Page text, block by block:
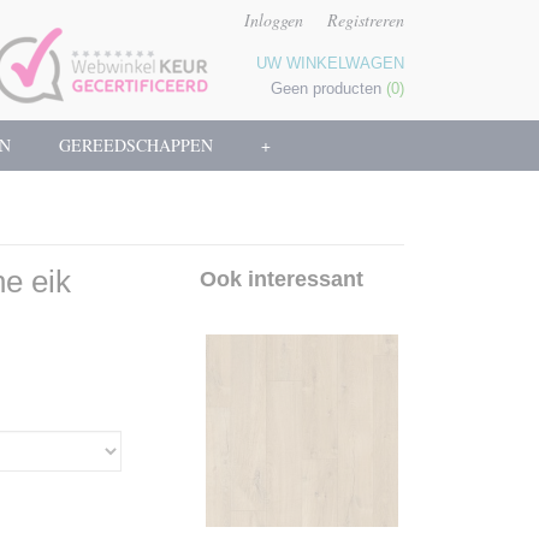
Inloggen Registreren
UW WINKELWAGEN
Geen producten (0)
GEREEDSCHAPPEN +
eik Ook interessant